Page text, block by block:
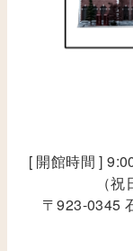
[ 開館時間 ]
（
〒923-0345